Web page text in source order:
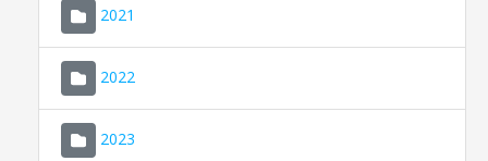
2021
2022
2023